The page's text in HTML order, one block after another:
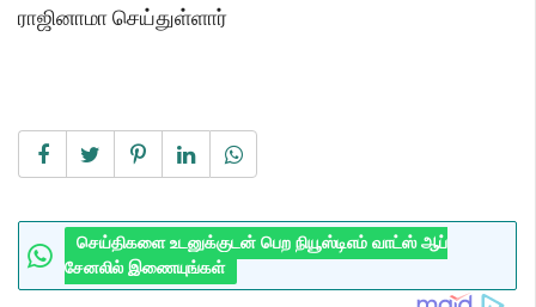
ராஜினாமா செய்துள்ளார்
செய்திகளை உடனுக்குடன் பெற நியூஸ்டிஎம் வாட்ஸ் ஆப்
சேனலில் இணையுங்கள்